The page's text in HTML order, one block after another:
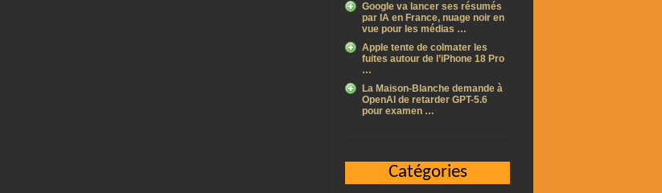
Google va lancer ses résumés
par IA en France, nuage noir en
vue pour les médias …
Apple tente de colmater les
fuites autour de l’iPhone 18 Pro
…
La Maison-Blanche demande à
OpenAI de retarder GPT-5.6
pour examen …
Catégories